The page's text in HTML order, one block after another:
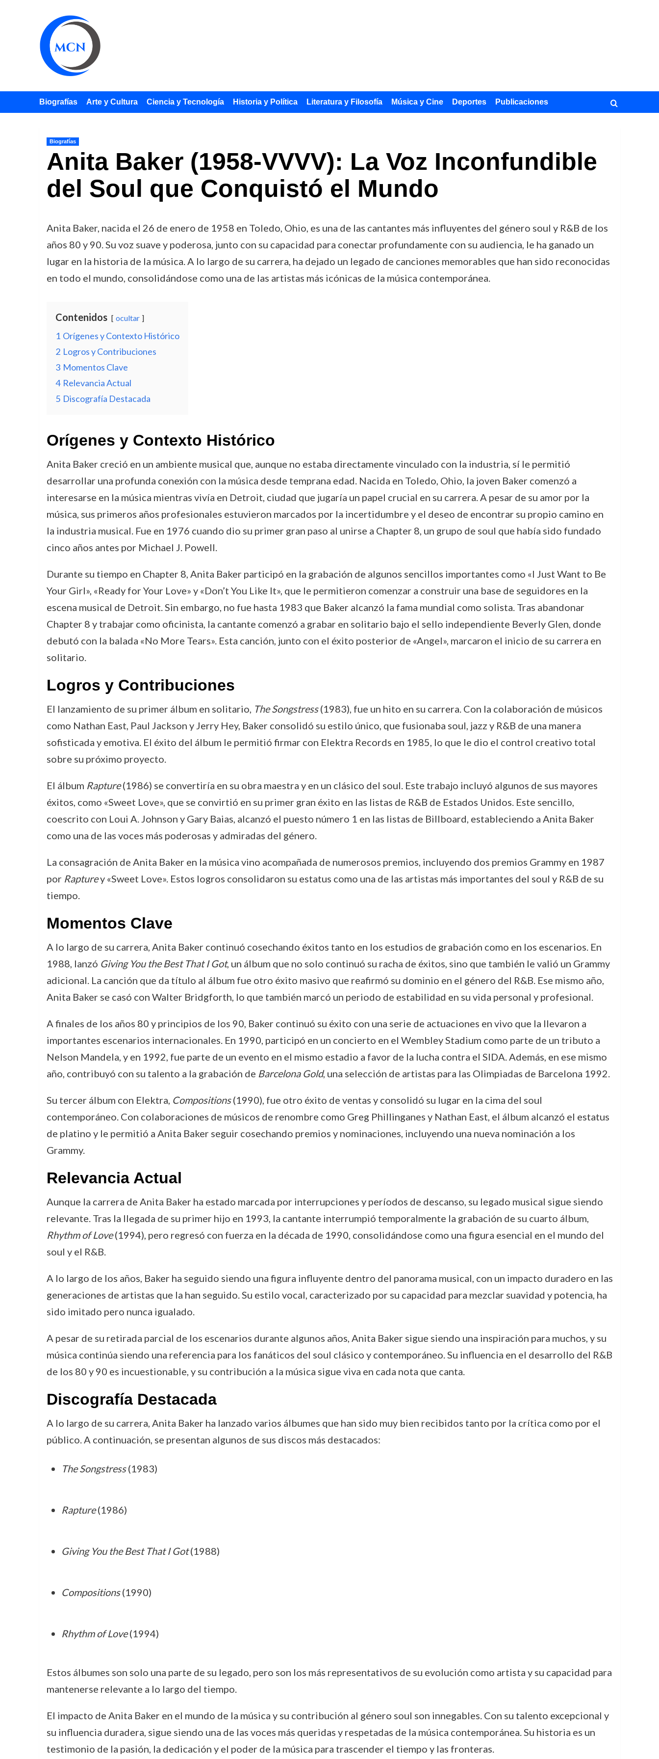
Biografías Arte y Cultura Ciencia y Tecnología Historia y Política Literatura y Filosofía Música y Cine Deportes Publicaciones
Biografías
Anita Baker (1958-VVVV): La Voz Inconfundible
del Soul que Conquistó el Mundo
Anita Baker, nacida el 26 de enero de 1958 en Toledo, Ohio, es una de las cantantes más influyentes del género soul y R&B de los
años 80 y 90. Su voz suave y poderosa, junto con su capacidad para conectar profundamente con su audiencia, le ha ganado un
lugar en la historia de la música. A lo largo de su carrera, ha dejado un legado de canciones memorables que han sido reconocidas
en todo el mundo, consolidándose como una de las artistas más icónicas de la música contemporánea.
Contenidos ocultar
1 Orígenes y Contexto Histórico
2 Logros y Contribuciones
3 Momentos Clave
4 Relevancia Actual
5 Discografía Destacada
Orígenes y Contexto Histórico
Anita Baker creció en un ambiente musical que, aunque no estaba directamente vinculado con la industria, sí le permitió
desarrollar una profunda conexión con la música desde temprana edad. Nacida en Toledo, Ohio, la joven Baker comenzó a
interesarse en la música mientras vivía en Detroit, ciudad que jugaría un papel crucial en su carrera. A pesar de su amor por la
música, sus primeros años profesionales estuvieron marcados por la incertidumbre y el deseo de encontrar su propio camino en
la industria musical. Fue en 1976 cuando dio su primer gran paso al unirse a Chapter 8, un grupo de soul que había sido fundado
cinco años antes por Michael J. Powell.
Durante su tiempo en Chapter 8, Anita Baker participó en la grabación de algunos sencillos importantes como «I Just Want to Be
Your Girl», «Ready for Your Love» y «Don’t You Like It», que le permitieron comenzar a construir una base de seguidores en la
escena musical de Detroit. Sin embargo, no fue hasta 1983 que Baker alcanzó la fama mundial como solista. Tras abandonar
Chapter 8 y trabajar como oficinista, la cantante comenzó a grabar en solitario bajo el sello independiente Beverly Glen, donde
debutó con la balada «No More Tears». Esta canción, junto con el éxito posterior de «Angel», marcaron el inicio de su carrera en
solitario.
Logros y Contribuciones
El lanzamiento de su primer álbum en solitario, The Songstress(1983), fue un hito en su carrera. Con la colaboración de músicos
como Nathan East, Paul Jackson y Jerry Hey, Baker consolidó su estilo único, que fusionaba soul, jazz y R&B de una manera
sofisticada y emotiva. El éxito del álbum le permitió firmar con Elektra Records en 1985, lo que le dio el control creativo total
sobre su próximo proyecto.
El álbum Rapture(1986) se convertiría en su obra maestra y en un clásico del soul. Este trabajo incluyó algunos de sus mayores
éxitos, como «Sweet Love», que se convirtió en su primer gran éxito en las listas de R&B de Estados Unidos. Este sencillo,
coescrito con Loui A. Johnson y Gary Baias, alcanzó el puesto número 1 en las listas de Billboard, estableciendo a Anita Baker
como una de las voces más poderosas y admiradas del género.
La consagración de Anita Baker en la música vino acompañada de numerosos premios, incluyendo dos premios Grammy en 1987
por Rapturey «Sweet Love». Estos logros consolidaron su estatus como una de las artistas más importantes del soul y R&B de su
tiempo.
Momentos Clave
A lo largo de su carrera, Anita Baker continuó cosechando éxitos tanto en los estudios de grabación como en los escenarios. En
1988, lanzó Giving You the Best That I Got, un álbum que no solo continuó su racha de éxitos, sino que también le valió un Grammy
adicional. La canción que da título al álbum fue otro éxito masivo que reafirmó su dominio en el género del R&B. Ese mismo año,
Anita Baker se casó con Walter Bridgforth, lo que también marcó un periodo de estabilidad en su vida personal y profesional.
A finales de los años 80 y principios de los 90, Baker continuó su éxito con una serie de actuaciones en vivo que la llevaron a
importantes escenarios internacionales. En 1990, participó en un concierto en el Wembley Stadium como parte de un tributo a
Nelson Mandela, y en 1992, fue parte de un evento en el mismo estadio a favor de la lucha contra el SIDA. Además, en ese mismo
año, contribuyó con su talento a la grabación de Barcelona Gold, una selección de artistas para las Olimpiadas de Barcelona 1992.
Su tercer álbum con Elektra, Compositions(1990), fue otro éxito de ventas y consolidó su lugar en la cima del soul
contemporáneo. Con colaboraciones de músicos de renombre como Greg Phillinganes y Nathan East, el álbum alcanzó el estatus
de platino y le permitió a Anita Baker seguir cosechando premios y nominaciones, incluyendo una nueva nominación a los
Grammy.
Relevancia Actual
Aunque la carrera de Anita Baker ha estado marcada por interrupciones y períodos de descanso, su legado musical sigue siendo
relevante. Tras la llegada de su primer hijo en 1993, la cantante interrumpió temporalmente la grabación de su cuarto álbum,
Rhythm of Love(1994), pero regresó con fuerza en la década de 1990, consolidándose como una figura esencial en el mundo del
soul y el R&B.
A lo largo de los años, Baker ha seguido siendo una figura influyente dentro del panorama musical, con un impacto duradero en las
generaciones de artistas que la han seguido. Su estilo vocal, caracterizado por su capacidad para mezclar suavidad y potencia, ha
sido imitado pero nunca igualado.
A pesar de su retirada parcial de los escenarios durante algunos años, Anita Baker sigue siendo una inspiración para muchos, y su
música continúa siendo una referencia para los fanáticos del soul clásico y contemporáneo. Su influencia en el desarrollo del R&B
de los 80 y 90 es incuestionable, y su contribución a la música sigue viva en cada nota que canta.
Discografía Destacada
A lo largo de su carrera, Anita Baker ha lanzado varios álbumes que han sido muy bien recibidos tanto por la crítica como por el
público. A continuación, se presentan algunos de sus discos más destacados:
The Songstress(1983)
Rapture(1986)
Giving You the Best That I Got(1988)
Compositions(1990)
Rhythm of Love(1994)
Estos álbumes son solo una parte de su legado, pero son los más representativos de su evolución como artista y su capacidad para
mantenerse relevante a lo largo del tiempo.
El impacto de Anita Baker en el mundo de la música y su contribución al género soul son innegables. Con su talento excepcional y
su influencia duradera, sigue siendo una de las voces más queridas y respetadas de la música contemporánea. Su historia es un
testimonio de la pasión, la dedicación y el poder de la música para trascender el tiempo y las fronteras.